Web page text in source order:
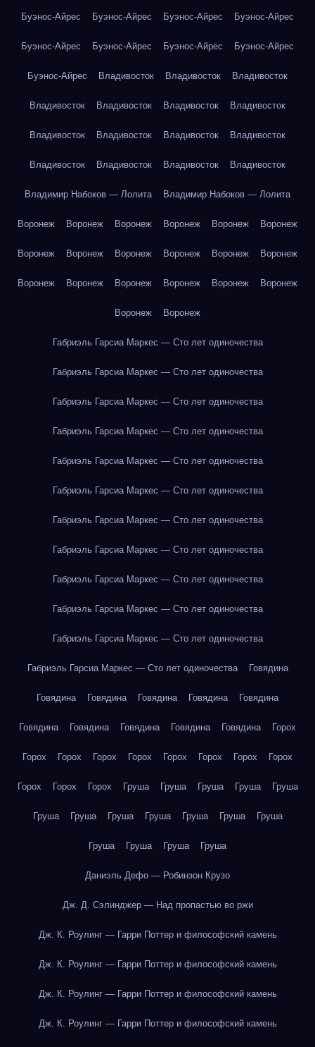
Буэнос-Айрес Буэнос-Айрес Буэнос-Айрес Буэнос-Айрес
Буэнос-Айрес Буэнос-Айрес Буэнос-Айрес Буэнос-Айрес
Буэнос-Айрес Владивосток Владивосток Владивосток
Владивосток Владивосток Владивосток Владивосток
Владивосток Владивосток Владивосток Владивосток
Владивосток Владивосток Владивосток Владивосток
Владимир Набоков — Лолита Владимир Набоков — Лолита
Воронеж Воронеж Воронеж Воронеж Воронеж Воронеж
Воронеж Воронеж Воронеж Воронеж Воронеж Воронеж
Воронеж Воронеж Воронеж Воронеж Воронеж Воронеж
Воронеж Воронеж
Габриэль Гарсиа Маркес — Сто лет одиночества
Габриэль Гарсиа Маркес — Сто лет одиночества
Габриэль Гарсиа Маркес — Сто лет одиночества
Габриэль Гарсиа Маркес — Сто лет одиночества
Габриэль Гарсиа Маркес — Сто лет одиночества
Габриэль Гарсиа Маркес — Сто лет одиночества
Габриэль Гарсиа Маркес — Сто лет одиночества
Габриэль Гарсиа Маркес — Сто лет одиночества
Габриэль Гарсиа Маркес — Сто лет одиночества
Габриэль Гарсиа Маркес — Сто лет одиночества
Габриэль Гарсиа Маркес — Сто лет одиночества
Габриэль Гарсиа Маркес — Сто лет одиночества Говядина
Говядина Говядина Говядина Говядина Говядина
Говядина Говядина Говядина Говядина Говядина Горох
Горох Горох Горох Горох Горох Горох Горох Горох
Горох Горох Горох Груша Груша Груша Груша Груша
Груша Груша Груша Груша Груша Груша Груша
Груша Груша Груша Груша
Даниэль Дефо — Робинзон Крузо
Дж. Д. Сэлинджер — Над пропастью во ржи
Дж. К. Роулинг — Гарри Поттер и философский камень
Дж. К. Роулинг — Гарри Поттер и философский камень
Дж. К. Роулинг — Гарри Поттер и философский камень
Дж. К. Роулинг — Гарри Поттер и философский камень